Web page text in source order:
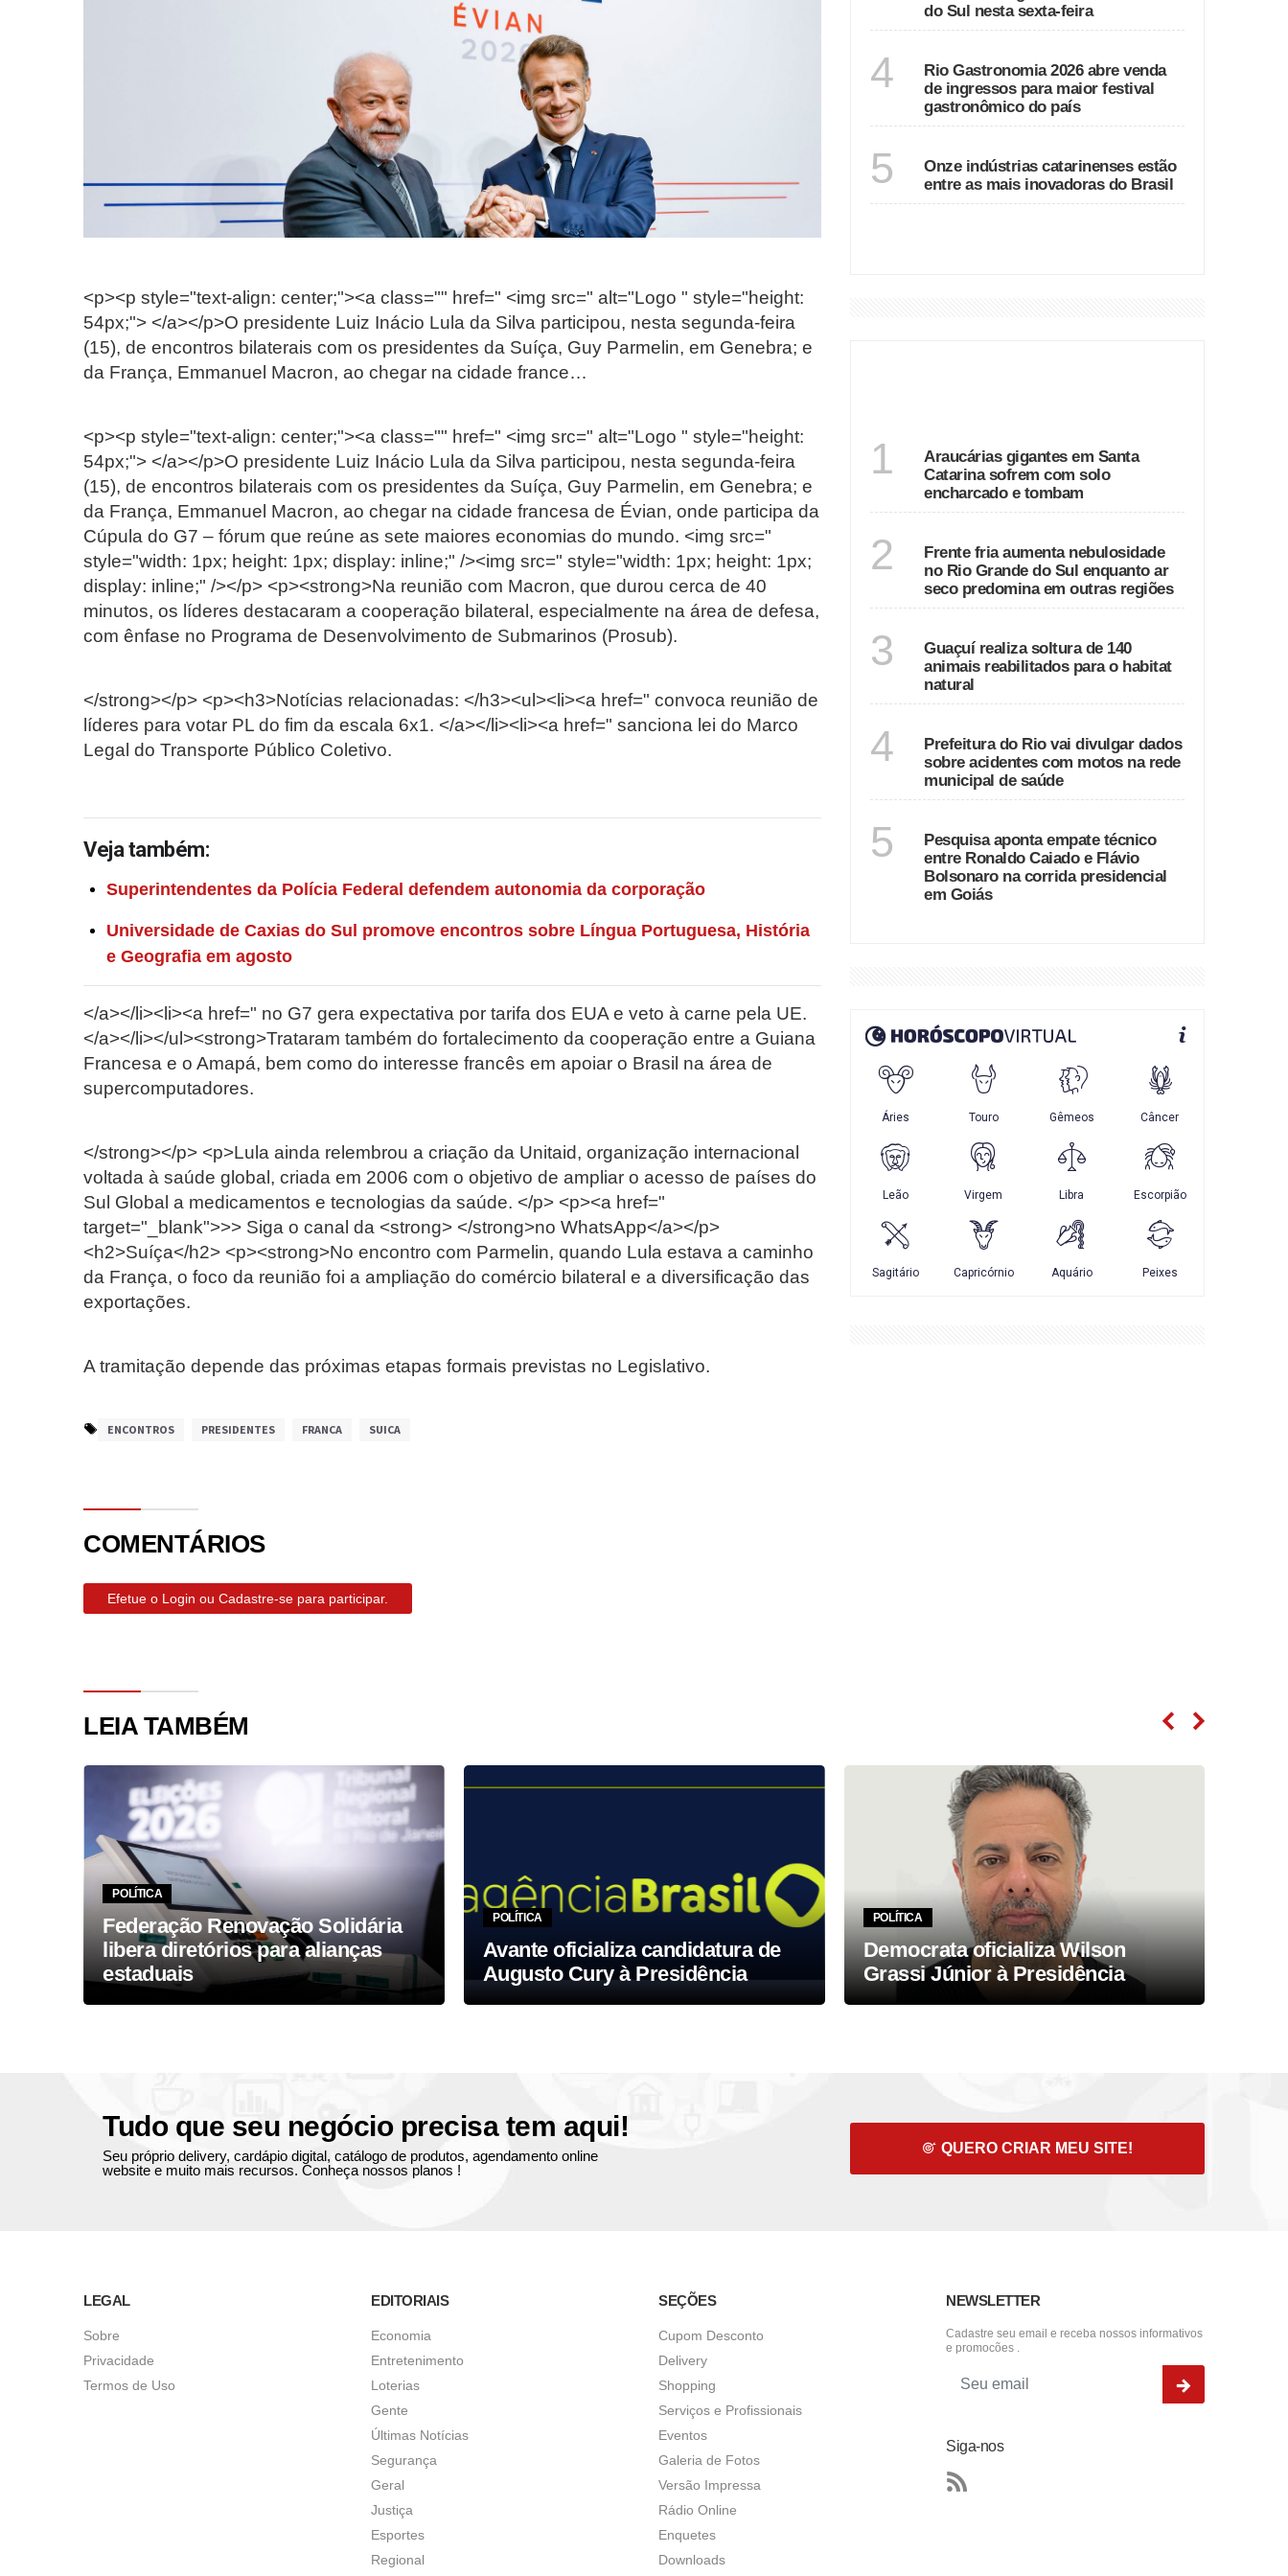
<p><p style="text-align: center;"><a class="" href=" <img src=" alt="Logo " style="height:
54px;"> </a></p>O presidente Luiz Inácio Lula da Silva participou, nesta segunda-feira
(15), de encontros bilaterais com os presidentes da Suíça, Guy Parmelin, em Genebra; e
da França, Emmanuel Macron, ao chegar na cidade france…
<p><p style="text-align: center;"><a class="" href=" <img src=" alt="Logo " style="height:
54px;"> </a></p>O presidente Luiz Inácio Lula da Silva participou, nesta segunda-feira
(15), de encontros bilaterais com os presidentes da Suíça, Guy Parmelin, em Genebra; e
da França, Emmanuel Macron, ao chegar na cidade francesa de Évian, onde participa da
Cúpula do G7 – fórum que reúne as sete maiores economias do mundo. <img src="
style="width: 1px; height: 1px; display: inline;" /><img src=" style="width: 1px; height: 1px;
display: inline;" /></p> <p><strong>Na reunião com Macron, que durou cerca de 40
minutos, os líderes destacaram a cooperação bilateral, especialmente na área de defesa,
com ênfase no Programa de Desenvolvimento de Submarinos (Prosub).
</strong></p> <p><h3>Notícias relacionadas: </h3><ul><li><a href=" convoca reunião de
líderes para votar PL do fim da escala 6x1. </a></li><li><a href=" sanciona lei do Marco
Legal do Transporte Público Coletivo.
Veja também:
Superintendentes da Polícia Federal defendem autonomia da corporação
Universidade de Caxias do Sul promove encontros sobre Língua Portuguesa, História
e Geografia em agosto
</a></li><li><a href=" no G7 gera expectativa por tarifa dos EUA e veto à carne pela UE.
</a></li></ul><strong>Trataram também do fortalecimento da cooperação entre a Guiana
Francesa e o Amapá, bem como do interesse francês em apoiar o Brasil na área de
supercomputadores.
</strong></p> <p>Lula ainda relembrou a criação da Unitaid, organização internacional
voltada à saúde global, criada em 2006 com o objetivo de ampliar o acesso de países do
Sul Global a medicamentos e tecnologias da saúde. </p> <p><a href="
target="_blank">>> Siga o canal da <strong> </strong>no WhatsApp</a></p>
<h2>Suíça</h2> <p><strong>No encontro com Parmelin, quando Lula estava a caminho
da França, o foco da reunião foi a ampliação do comércio bilateral e a diversificação das
exportações.
A tramitação depende das próximas etapas formais previstas no Legislativo.
ENCONTROS PRESIDENTES FRANCA SUICA
COMENTÁRIOS
Efetue o Login ou Cadastre-se para participar.
do Sul nesta sexta-feira
4
Rio Gastronomia 2026 abre venda
de ingressos para maior festival
gastronômico do país
5
Onze indústrias catarinenses estão
entre as mais inovadoras do Brasil
1
Araucárias gigantes em Santa
Catarina sofrem com solo
encharcado e tombam
2
Frente fria aumenta nebulosidade
no Rio Grande do Sul enquanto ar
seco predomina em outras regiões
3
Guaçuí realiza soltura de 140
animais reabilitados para o habitat
natural
4
Prefeitura do Rio vai divulgar dados
sobre acidentes com motos na rede
municipal de saúde
5
Pesquisa aponta empate técnico
entre Ronaldo Caiado e Flávio
Bolsonaro na corrida presidencial
em Goiás
LEIA TAMBÉM
POLÍTICA
Federação Renovação Solidária
libera diretórios para alianças
estaduais
POLÍTICA
Avante oficializa candidatura de
Augusto Cury à Presidência
POLÍTICA
Democrata oficializa Wilson
Grassi Júnior à Presidência
Tudo que seu negócio precisa tem aqui!
Seu próprio delivery, cardápio digital, catálogo de produtos, agendamento online
website e muito mais recursos. Conheça nossos planos !
QUERO CRIAR MEU SITE!
LEGAL
Sobre
Privacidade
Termos de Uso
EDITORIAIS
Economia
Entretenimento
Loterias
Gente
Últimas Notícias
Segurança
Geral
Justiça
Esportes
Regional
SEÇÕES
Cupom Desconto
Delivery
Shopping
Serviços e Profissionais
Eventos
Galeria de Fotos
Versão Impressa
Rádio Online
Enquetes
Downloads
NEWSLETTER
Cadastre seu email e receba nossos informativos
e promocões .
Siga-nos